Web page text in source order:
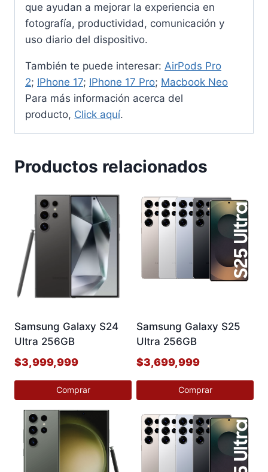
que ayudan a mejorar la experiencia en
fotografía, productividad, comunicación y
uso diario del dispositivo.
También te puede interesar: AirPods Pro
2; IPhone 17; IPhone 17 Pro; Macbook Neo
Para más información acerca del
producto, Click aquí.
Productos relacionados
Samsung Galaxy S24
Ultra 256GB
$3,999,999
Comprar
Este
producto
tiene
múltiples
Samsung Galaxy S25
Ultra 256GB
$3,699,999
Comprar
producto
tiene